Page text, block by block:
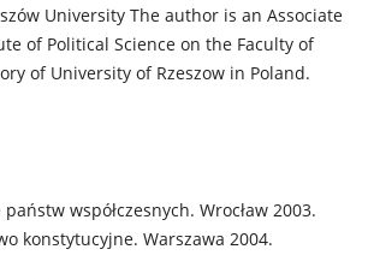
University The author is an Associate
of Political Science on the Faculty of
of University of Rzeszow in Poland.
państw współczesnych. Wrocław 2003.
konstytucyjne. Warszawa 2004.